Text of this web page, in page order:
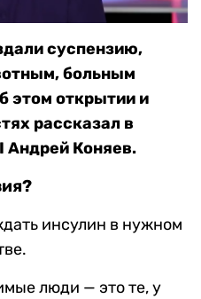
суспензию,
больным
этом открытии и
рассказал в
Андрей Коняев.
инсулин в нужном
люди — это те, у